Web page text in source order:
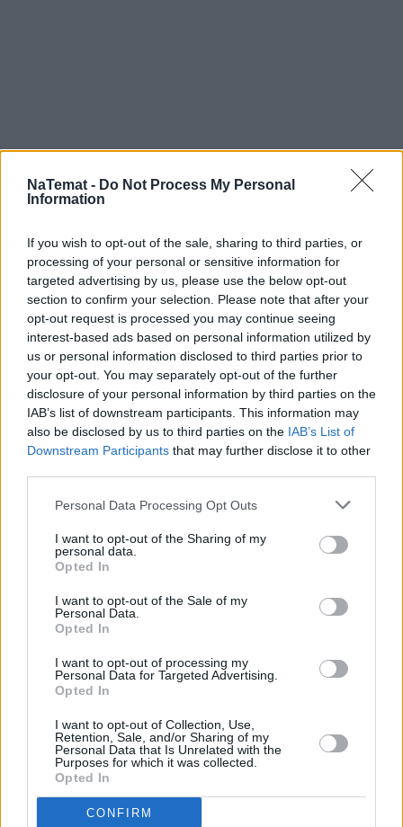
NaTemat - Do Not Process My Personal
Information
If you wish to opt-out of the sale, sharing to third parties, or
processing of your personal or sensitive information for
targeted advertising by us, please use the below opt-out
section to confirm your selection. Please note that after your
opt-out request is processed you may continue seeing
interest-based ads based on personal information utilized by
us or personal information disclosed to third parties prior to
your opt-out. You may separately opt-out of the further
disclosure of your personal information by third parties on the
IAB’s list of downstream participants. This information may
also be disclosed by us to third parties on the IAB’s List of
Downstream Participants that may further disclose it to other
Personal Data Processing Opt Outs
I want to opt-out of the Sharing of my
personal data.
Opted In
I want to opt-out of the Sale of my
Personal Data.
Opted In
I want to opt-out of processing my
Personal Data for Targeted Advertising.
Opted In
I want to opt-out of Collection, Use,
Retention, Sale, and/or Sharing of my
Personal Data that Is Unrelated with the
Purposes for which it was collected.
Opted In
CONFIRM
Nie wiadomo na razie, jak długo potrwają
utrudnienia. Firma czeka na zezwolenie na
odholowanie Stena Spirit i odblokowanie miejsca
zacumowanie tam kolejnych jednostek i wznowienie
ruchu pasażerskiego.
Nie przegap żadnej ważnej wiadomości i
obserwuj nas w Google News!
Więcej:
Turystyka Polska